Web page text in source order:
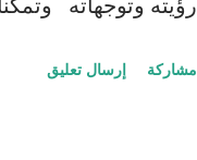
مشاركة إرسال تعليق